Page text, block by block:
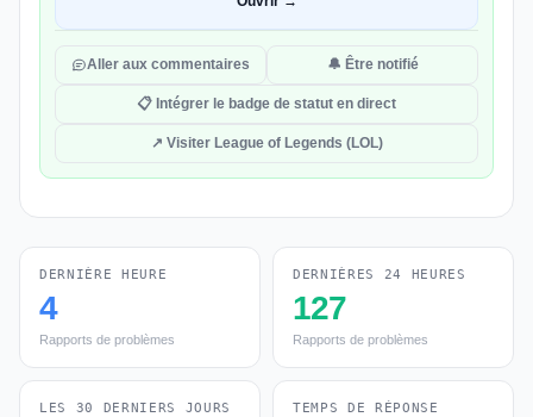
Aller aux commentaires 🔔 Être notifié
📋 Intégrer le badge de statut en direct
↗ Visiter League of Legends (LOL)
DERNIÈRE HEURE
4
Rapports de problèmes
DERNIÈRES 24 HEURES
127
Rapports de problèmes
LES 30 DERNIERS JOURS TEMPS DE RÉPONSE